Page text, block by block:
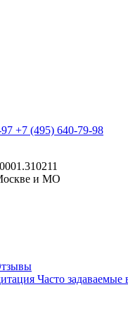
+7 (495) 640-79-98
и МО
Часто задаваемые